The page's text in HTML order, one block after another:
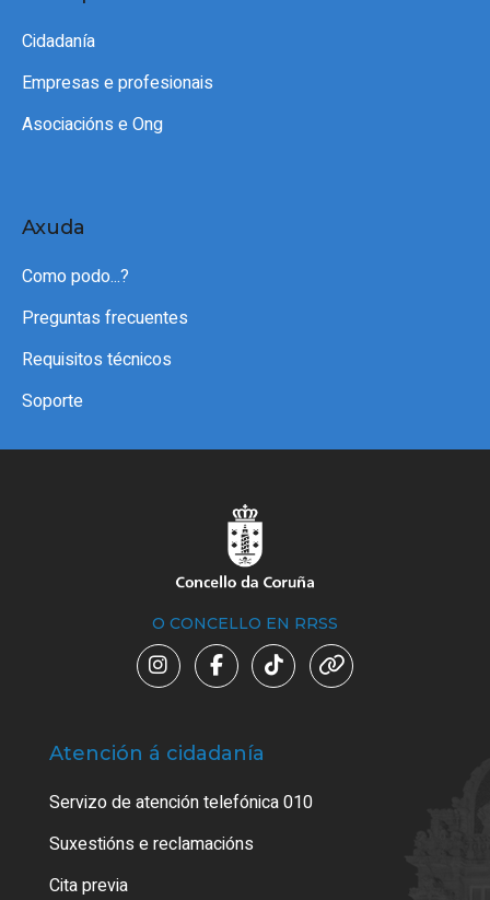
Cidadanía
Empresas e profesionais
Asociacións e Ong
Axuda
Como podo...?
Preguntas frecuentes
Requisitos técnicos
Soporte
O CONCELLO EN RRSS
Atención á cidadanía
Servizo de atención telefónica 010
Suxestións e reclamacións
Cita previa